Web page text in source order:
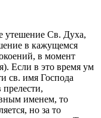
утешение Св. Духа,
в кажущемся
в момент
Если в это время ум
св. имя Господа
именем, то
но за то